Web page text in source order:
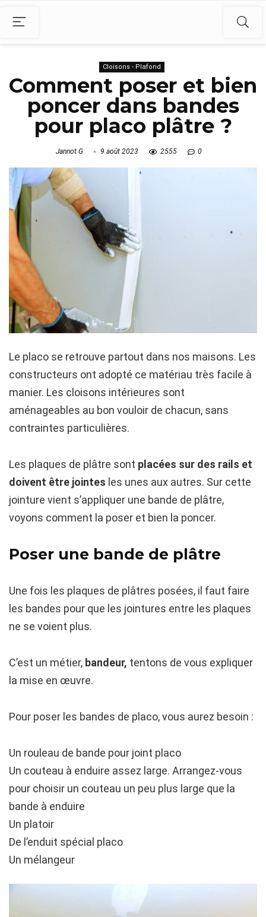
Cloisons - Plafond
Comment poser et bien
poncer dans bandes
pour placo plâtre ?
Jannot G 9 août 2023 2555 0
Le placo se retrouve partout dans nos maisons. Les
constructeurs ont adopté ce matériau très facile à
manier. Les cloisons intérieures sont
aménageables au bon vouloir de chacun, sans
contraintes particulières.
Les plaques de plâtre sont placées sur des rails et
doivent être jointes les unes aux autres. Sur cette
jointure vient s’appliquer une bande de plâtre,
voyons comment la poser et bien la poncer.
Poser une bande de plâtre
Une fois les plaques de plâtres posées, il faut faire
les bandes pour que les jointures entre les plaques
ne se voient plus.
C’est un métier, bandeur, tentons de vous expliquer
la mise en œuvre.
Pour poser les bandes de placo, vous aurez besoin :
Un rouleau de bande pour joint placo
Un couteau à enduire assez large. Arrangez-vous
pour choisir un couteau un peu plus large que la
bande à enduire
Un platoir
De l’enduit spécial placo
Un mélangeur